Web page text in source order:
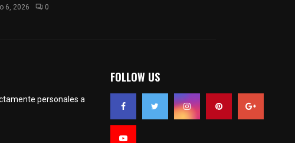
6, 2026 0
personales a
FOLLOW US